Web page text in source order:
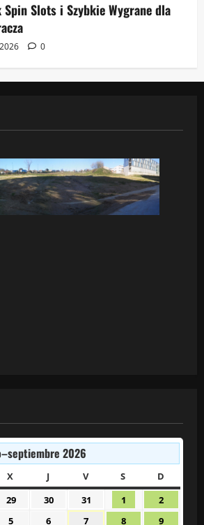
Slots i Szybkie Wygrane dla
0
2026
X MIÉRCOLES
J JUEVESVVIERNES
S SÁBADO
D
29 30
julio
31
julio
1
agosto
2
agosto
5 6 7 8 9